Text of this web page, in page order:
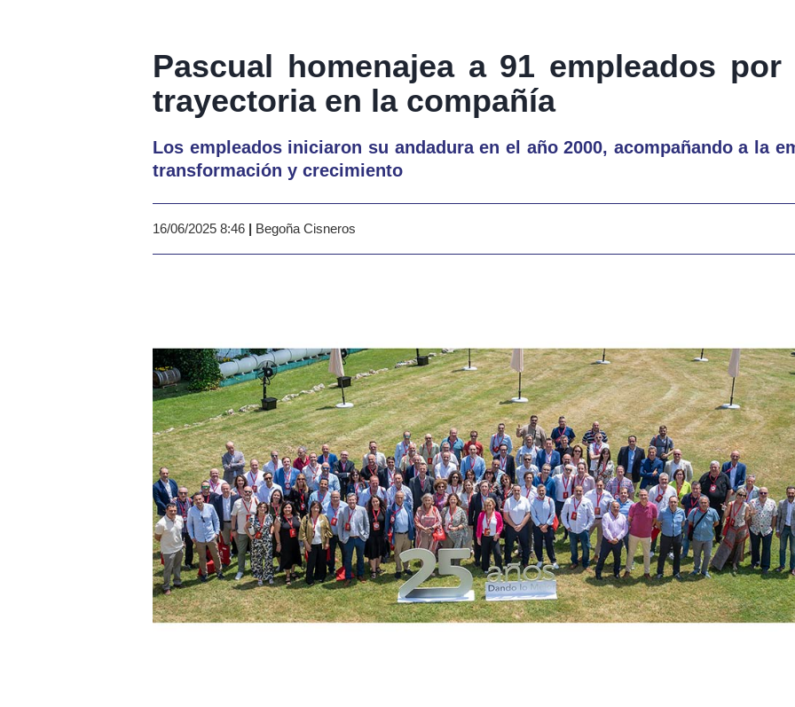
Pascual homenajea a 91 empleados
trayectoria en la compañía
Los empleados iniciaron su andadura en el año 2000, acompañando a la
transformación y crecimiento
16/06/2025 8:46 | Begoña Cisneros